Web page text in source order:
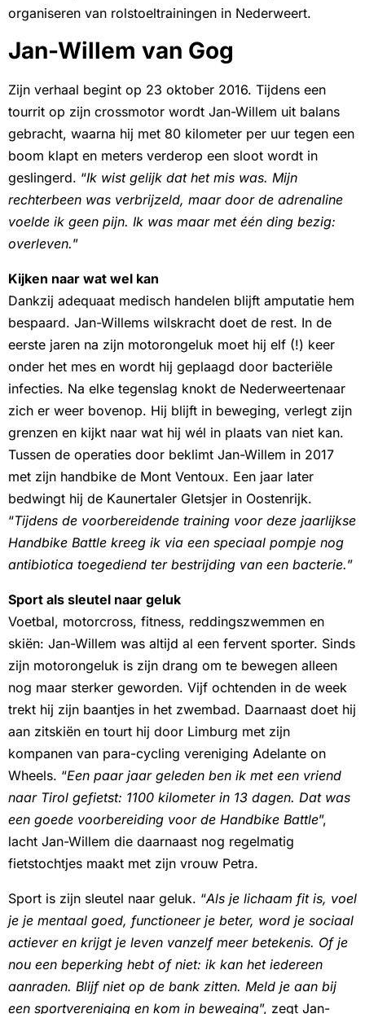
organiseren van rolstoeltrainingen in Nederweert.
Jan-Willem van Gog
Zijn verhaal begint op 23 oktober 2016. Tijdens een
tourrit op zijn crossmotor wordt Jan-Willem uit balans
gebracht, waarna hij met 80 kilometer per uur tegen een
boom klapt en meters verderop een sloot wordt in
geslingerd. “Ik wist gelijk dat het mis was. Mijn
rechterbeen was verbrijzeld, maar door de adrenaline
voelde ik geen pijn. Ik was maar met één ding bezig:
overleven.”
Kijken naar wat wel kan
Dankzij adequaat medisch handelen blijft amputatie hem
bespaard. Jan-Willems wilskracht doet de rest. In de
eerste jaren na zijn motorongeluk moet hij elf (!) keer
onder het mes en wordt hij geplaagd door bacteriële
infecties. Na elke tegenslag knokt de Nederweertenaar
zich er weer bovenop. Hij blijft in beweging, verlegt zijn
grenzen en kijkt naar wat hij wél in plaats van niet kan.
Tussen de operaties door beklimt Jan-Willem in 2017
met zijn handbike de Mont Ventoux. Een jaar later
bedwingt hij de Kaunertaler Gletsjer in Oostenrijk.
“Tijdens de voorbereidende training voor deze jaarlijkse
Handbike Battle kreeg ik via een speciaal pompje nog
antibiotica toegediend ter bestrijding van een bacterie.”
Sport als sleutel naar geluk
Voetbal, motorcross, fitness, reddingszwemmen en
skiën: Jan-Willem was altijd al een fervent sporter. Sinds
zijn motorongeluk is zijn drang om te bewegen alleen
nog maar sterker geworden. Vijf ochtenden in de week
trekt hij zijn baantjes in het zwembad. Daarnaast doet hij
aan zitskiën en tourt hij door Limburg met zijn
kompanen van para-cycling vereniging Adelante on
Wheels. “Een paar jaar geleden ben ik met een vriend
naar Tirol gefietst: 1100 kilometer in 13 dagen. Dat was
een goede voorbereiding voor de Handbike Battle”,
lacht Jan-Willem die daarnaast nog regelmatig
fietstochtjes maakt met zijn vrouw Petra.
Sport is zijn sleutel naar geluk. “Als je lichaam fit is, voel
je je mentaal goed, functioneer je beter, word je sociaal
actiever en krijgt je leven vanzelf meer betekenis. Of je
nou een beperking hebt of niet: ik kan het iedereen
aanraden. Blijf niet op de bank zitten. Meld je aan bij
een sportvereniging en kom in beweging”, zegt Jan-